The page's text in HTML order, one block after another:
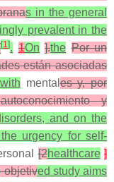
s in the general
prevalent in the
[1]. 1On ].the Por un
están asociadas
mentales y, por
y
and on the
urgency for self-
[2healthcare ]
objetived study aims